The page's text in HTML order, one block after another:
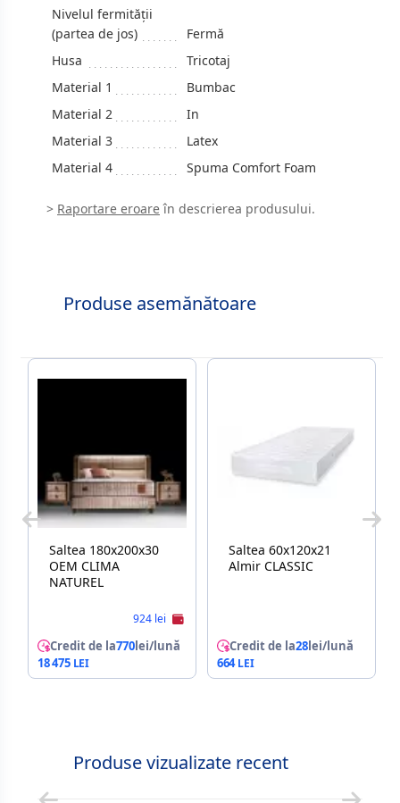
Nivelul fermității
(partea de jos)
Fermă
Husa
Tricotaj
Material 1
Bumbac
Material 2
In
Material 3
Latex
Material 4
Spuma Comfort Foam
> Raportare eroareîn descrierea produsului.
Produse asemănătoare
Saltea 180x200x30
OEM CLIMA
NATUREL
924 lei
Credit de la770lei/lună
18 475
Saltea 60x120x21
Almir CLASSIC
Credit de la28lei/lună
664
Produse vizualizate recent